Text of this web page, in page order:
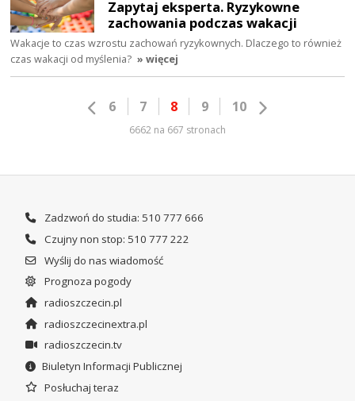
Zapytaj eksperta. Ryzykowne
zachowania podczas wakacji
Wakacje to czas wzrostu zachowań ryzykownych. Dlaczego to również
czas wakacji od myślenia? » więcej
6 7 8 9 10
6662 na 667 stronach
Zadzwoń do studia: 510 777 666
Czujny non stop: 510 777 222
Wyślij do nas wiadomość
Prognoza pogody
radioszczecin.pl
radioszczecinextra.pl
radioszczecin.tv
Biuletyn Informacji Publicznej
Posłuchaj teraz